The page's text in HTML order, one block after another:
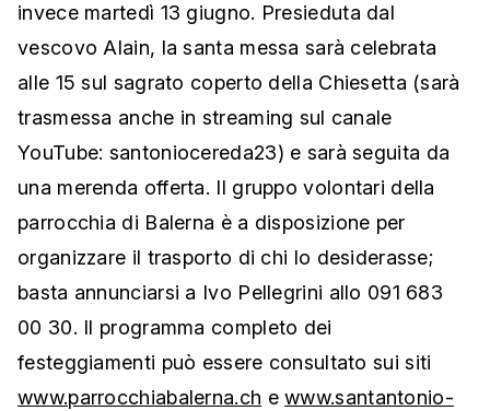
invece martedì 13 giugno. Presieduta dal
vescovo Alain, la santa messa sarà celebrata
alle 15 sul sagrato coperto della Chiesetta (sarà
trasmessa anche in streaming sul canale
YouTube: santoniocereda23) e sarà seguita da
una merenda offerta. Il gruppo volontari della
parrocchia di Balerna è a disposizione per
organizzare il trasporto di chi lo desiderasse;
basta annunciarsi a Ivo Pellegrini allo 091 683
00 30. Il programma completo dei
festeggiamenti può essere consultato sui siti
www.parrocchiabalerna.ch ewww.santantonio-